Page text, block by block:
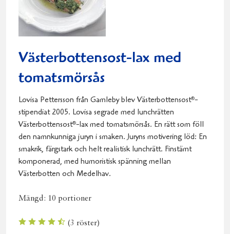
Västerbottensost-lax med
tomatsmörsås
Lovisa Pettersson från Gamleby blev Västerbottensost®-
stipendiat 2005. Lovisa segrade med lunchrätten
Västerbottensost®-lax med tomatsmörsås. En rätt som föll
den namnkunniga juryn i smaken. Juryns motivering löd: En
smakrik, färgstark och helt realistisk lunchrätt. Finstämt
komponerad, med humoristisk spänning mellan
Västerbotten och Medelhav.
Mängd: 10 portioner
(3 röster)